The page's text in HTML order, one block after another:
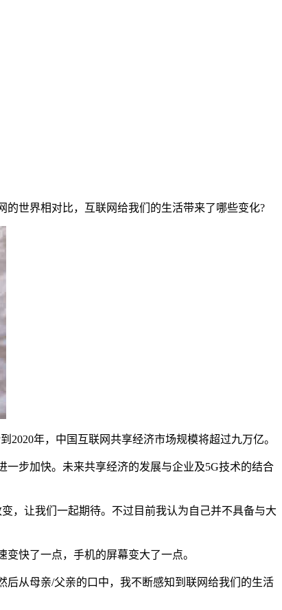
的世界相对比，互联网给我们的生活带来了哪些变化?
2020年，中国互联网共享经济市场规模将超过九万亿。
步加快。未来共享经济的发展与企业及5G技术的结合
，让我们一起期待。不过目前我认为自己并不具备与大
变快了一点，手机的屏幕变大了一点。
从母亲/父亲的口中，我不断感知到联网给我们的生活